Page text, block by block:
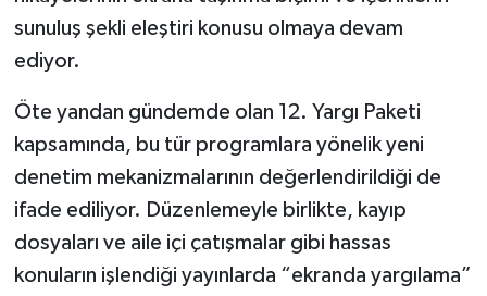
sunuluş şekli eleştiri konusu olmaya devam
ediyor.
Öte yandan gündemde olan 12. Yargı Paketi
kapsamında, bu tür programlara yönelik yeni
denetim mekanizmalarının değerlendirildiği de
ifade ediliyor. Düzenlemeyle birlikte, kayıp
dosyaları ve aile içi çatışmalar gibi hassas
konuların işlendiği yayınlarda “ekranda yargılama”